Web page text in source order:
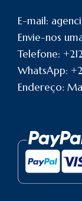
E-mail:
Envie-nos
Telefone:
WhatsApp:
Endereço: